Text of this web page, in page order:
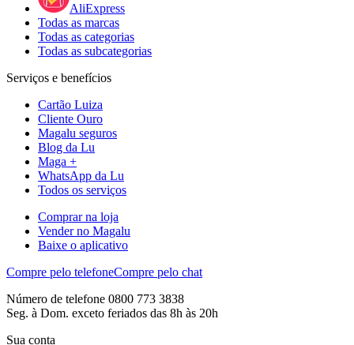
AliExpress
Todas as marcas
Todas as categorias
Todas as subcategorias
Serviços e benefícios
Cartão Luiza
Cliente Ouro
Magalu seguros
Blog da Lu
Maga +
WhatsApp da Lu
Todos os serviços
Comprar na loja
Vender no Magalu
Baixe o aplicativo
Compre pelo telefoneCompre pelo chat
Número de telefone 0800 773 3838
Seg. à Dom. exceto feriados das 8h às 20h
Sua conta